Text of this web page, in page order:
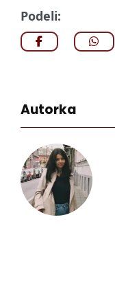
Podeli:
Autorka